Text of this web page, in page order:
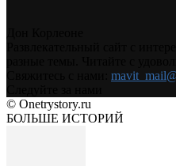
© Onetrystory.ru
БОЛЬШЕ ИСТОРИЙ